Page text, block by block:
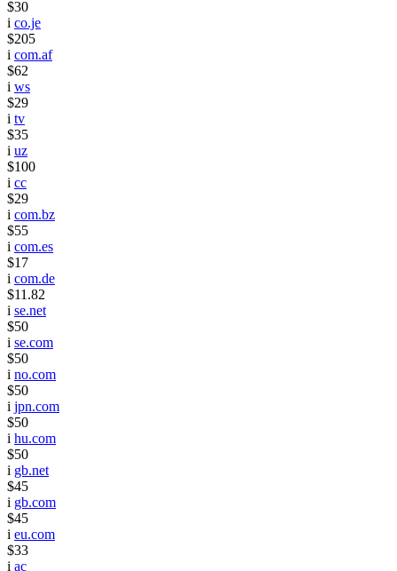
$30
i co.je
$205
i com.af
$62
i ws
$29
i tv
$35
i uz
$100
i cc
$29
i com.bz
$55
i com.es
$17
i com.de
$11.82
i se.net
$50
i se.com
$50
i no.com
$50
i jpn.com
$50
i hu.com
$50
i gb.net
$45
i gb.com
$45
i eu.com
$33
i ac